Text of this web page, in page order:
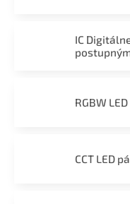
IC
RGBW
CCT LED